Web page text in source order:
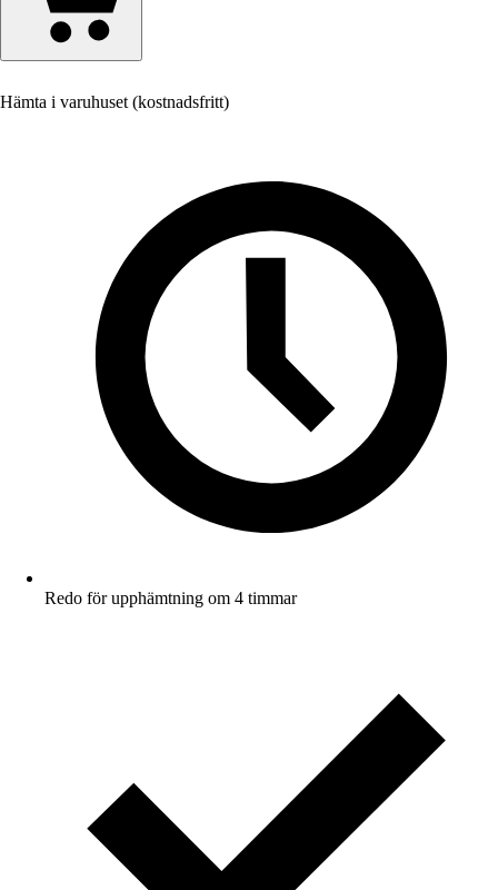
Hämta i varuhuset (kostnadsfritt)
Redo för upphämtning om 4 timmar